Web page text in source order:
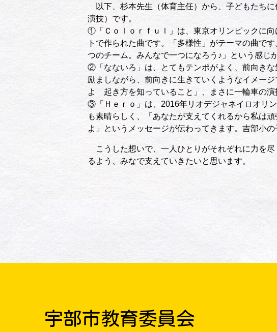
以下、杉本先生（体育主任）から、子どもたち
演技）です。
①「Ｃｏｌｏｒｆｕｌ」は、東京オリンピックに
トで作られた曲です。「多様性」がテーマの曲で
つのチーム。みんなで一つになろう♪」という感じ
②「なないろ」は、とてもテンポがよく、前向き
励ましながら、前向きに生きていくようなイメ
よ 起き方を知っていること」、まさに一輪車の演
③「Ｈｅｒｏ」は、2016年リオデジャネイロオリ
も素晴らしく、「あなたが支えてくれるから私は
よ」というメッセージが伝わってきます。吉部小
こうした想いで、一人ひとりがそれぞれに力を
るよう、みなで支えていきたいと思います。
宇部市教育委員会